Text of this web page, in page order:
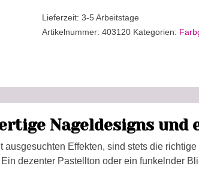
Lieferzeit: 3-5 Arbeitstage
Artikelnummer: 403120 Kategorien:
Nageldesigns
Effekten, sind stets die richtige
dezenter Pastellton oder ein funkelnder